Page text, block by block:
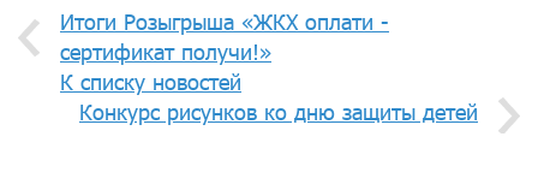
Итоги Розыгрыша «ЖКХ оплати -
сертификат получи!»
К списку новостей
Конкурс рисунков ко дню защиты детей